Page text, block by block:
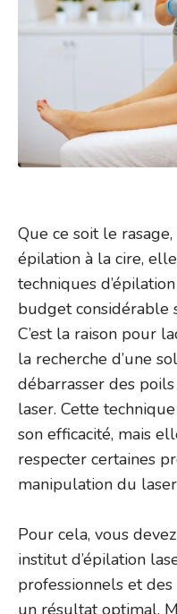
Que ce soit le
épilation à la cire,
techniques
budget considérable
C’est la raison pour
la recherche d’une
débarrasser des
laser. Cette
son efficacité, mais
respecter certaines
manipulation du
Pour cela, vous
institut d’épilation
professionnels et